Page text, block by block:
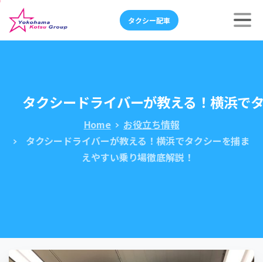
タクシー配車
タクシードライバーが教える！横浜で
Home
お役立ち情報
タクシードライバーが教える！横浜でタクシーを捕ま
えやすい乗り場徹底解説！